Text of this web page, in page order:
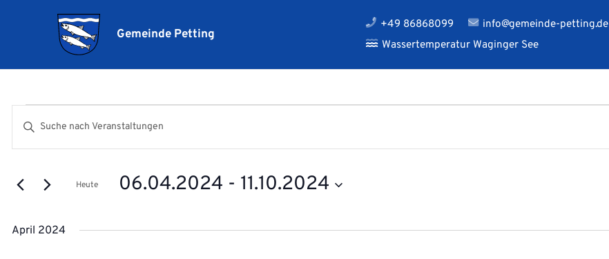
Gemeinde Petting
+49 86868099 info@gemeinde-petting.de
Wassertemperatur Waginger See
Veranstaltungen
Suche
und
Ansichten,
Navigation
Bitte
Suche
Veranstaltungen
Heute 06.04.2024 - 11.10.2024
wählen.
April 2024